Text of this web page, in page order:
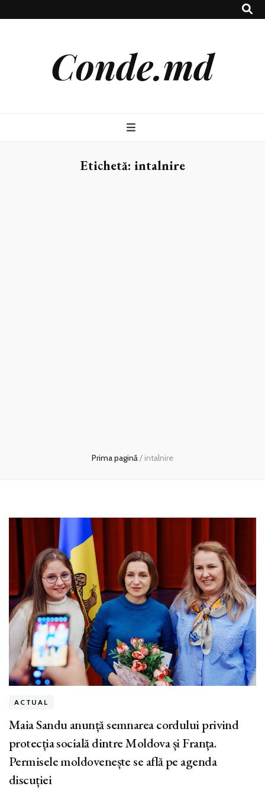
Conde.md
Etichetă: intalnire
Prima pagină/ intalnire
ACTUAL
Maia Sandu anunță semnarea cordului privind
protecția socială dintre Moldova și Franța.
Permisele moldovenește se află pe agenda
discuției